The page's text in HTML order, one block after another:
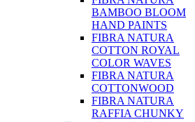
BAMBOO BLOOM
HAND PAINTS
FIBRA NATURA
COTTON ROYAL
COLOR WAVES
FIBRA NATURA
COTTONWOOD
FIBRA NATURA
RAFFIA CHUNKY